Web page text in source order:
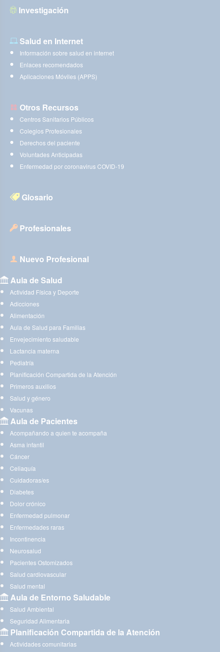
Investigación
Salud en Internet
Información sobre salud en internet
Enlaces recomendados
Aplicaciones Móviles (APPS)
Otros Recursos
Centros Sanitarios Públicos
Colegios Profesionales
Derechos del paciente
Voluntades Anticipadas
Enfermedad por coronavirus COVID-19
Glosario
Profesionales
Nuevo Profesional
Aula de Salud
Actividad Física y Deporte
Adicciones
Alimentación
Aula de Salud para Familias
Envejecimiento saludable
Lactancia materna
Pediatría
Planificación Compartida de la Atención
Primeros auxilios
Salud y género
Vacunas
Aula de Pacientes
Acompañando a quien te acompaña
Asma infantil
Cáncer
Celiaquía
Cuidadoras/es
Diabetes
Dolor crónico
Enfermedad pulmonar
Enfermedades raras
Incontinencia
Neurosalud
Pacientes Ostomizados
Salud cardiovascular
Salud mental
Aula de Entorno Saludable
Salud Ambiental
Seguridad Alimentaria
Planificación Compartida de la Atención
Actividades comunitarias